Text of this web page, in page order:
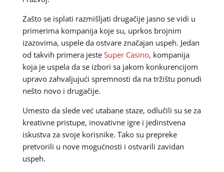
Zašto se isplati razmišljati drugačije jasno se vidi u
primerima kompanija koje su, uprkos brojnim
izazovima, uspele da ostvare značajan uspeh. Jedan
od takvih primera jeste Super Casino, kompanija
koja je uspela da se izbori sa jakom konkurencijom
upravo zahvaljujući spremnosti da na tržištu ponudi
nešto novo i drugačije.
Umesto da slede već utabane staze, odlučili su se za
kreativne pristupe, inovativne igre i jedinstvena
iskustva za svoje korisnike. Tako su prepreke
pretvorili u nove mogućnosti i ostvarili zavidan
uspeh.